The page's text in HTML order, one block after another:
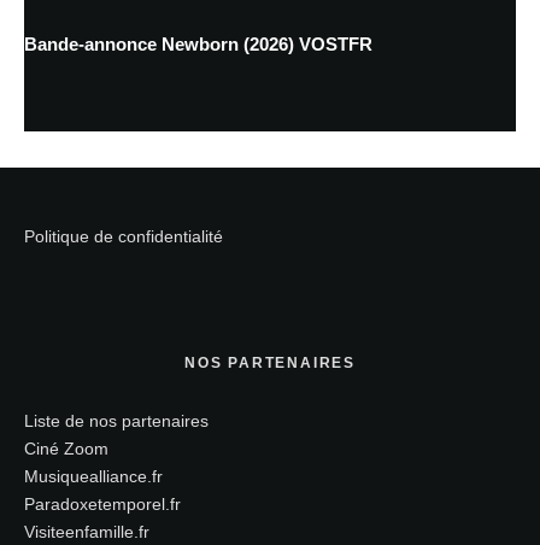
Bande-annonce Newborn (2026) VOSTFR
Politique de confidentialité
NOS PARTENAIRES
Liste de nos partenaires
Ciné Zoom
Musiquealliance.fr
Paradoxetemporel.fr
Visiteenfamille.fr